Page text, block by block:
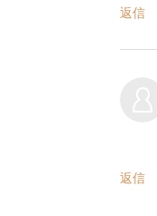
返信
返信